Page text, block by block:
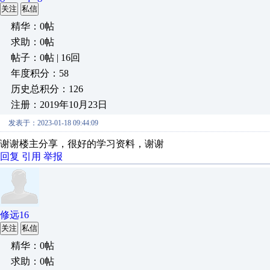
关注 私信
精华：0帖
求助：0帖
帖子：0帖 | 16回
年度积分：58
历史总积分：126
注册：2019年10月23日
发表于：2023-01-18 09:44:09
谢谢楼主分享，很好的学习资料，谢谢
回复 引用 举报
修远16
关注 私信
精华：0帖
求助：0帖